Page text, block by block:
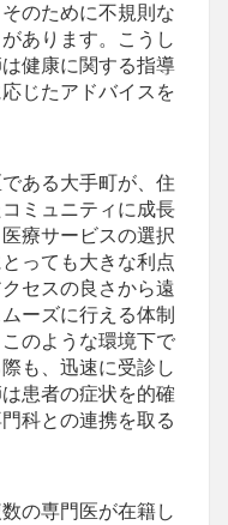
のために不規則な
あります。こうし
健康に関する指導
じたアドバイスを
ある大手町が、住
ミュニティに成長
療サービスの選択
っても大きな利点
セスの良さから遠
ーズに行える体制
のような環境下で
も、迅速に受診し
患者の症状を的確
科との連携を取る
の専門医が在籍し